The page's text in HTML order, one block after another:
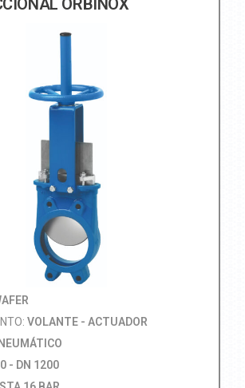
ORBINOX
VOLANTE - ACTUADOR
- DN 1200